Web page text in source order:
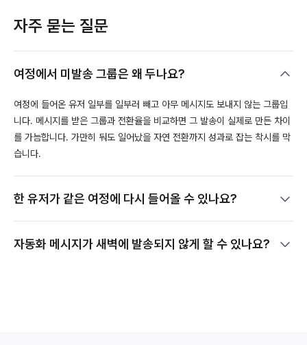
자주 묻는 질문
여정에서 미발송 그룹은 왜 두나요?
여정에 들어온 유저 일부를 일부러 빼고 아무 메시지도 보내지 않는 그룹입
니다. 메시지를 받은 그룹과 전환율을 비교하면 그 발송이 실제로 만든 차이
를 가늠합니다. 가만히 둬도 일어났을 자연 전환까지 성과로 잡는 착시를 막
습니다.
한 유저가 같은 여정에 다시 들어올 수 있나요?
자동화 메시지가 새벽에 발송되지 않게 할 수 있나요?